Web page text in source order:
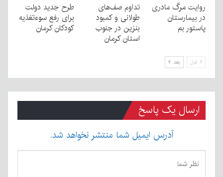
روایت مرگ مادری
در بیمارستان
پاستور بم
تداوم صف‌های
طولانی و کمبود
بنزین در جنوب
استان کرمان
طرح جدید دولت
برای رفع سوءتغذیه
کودکان کرمان
قبل بعد
ارسال یک پاسخ
آدرس ایمیل شما منتشر نخواهد شد.